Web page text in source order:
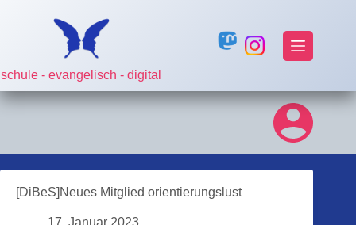
schule - evangelisch - digital
[DiBeS]Neues Mitglied orientierungslust
17. Januar 2023